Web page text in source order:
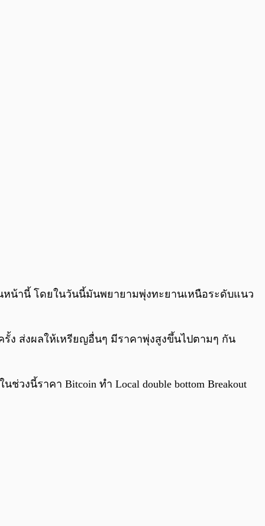
/
หน้านี้ โดยในวันนี้มันพยายามพุ่งทะยานเหนือระดับแนว
รั้ง ส่งผลให้เหรียญอื่นๆ มีราคาพุ่งสูงขึ้นไปตามๆ กัน
วงนี้ราคา Bitcoin ทำ Local double bottom Breakout